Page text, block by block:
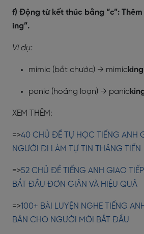
f) Động từ kết thúc bằng “c”: Thêm
ing”.
Ví dụ:
mimic (bắt chước) → mimic king
panic (hoảng loạn) → panic
XEM THÊM:
=>40 CHỦ ĐỀ TỰ HỌC TIẾNG ANH
NGƯỜI ĐI LÀM TỰ TIN THĂNG TIẾN
=>52 CHỦ ĐỀ TIẾNG ANH GIAO
BẮT ĐẦU ĐƠN GIẢN VÀ HIỆU QUẢ
=>100+ BÀI LUYỆN NGHE TIẾNG
BẢN CHO NGƯỜI MỚI BẮT ĐẦU